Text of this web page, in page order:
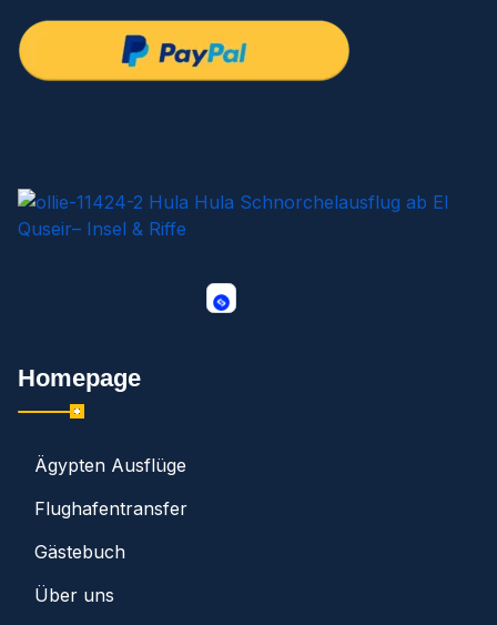
Homepage
Ägypten Ausflüge
Flughafentransfer
Gästebuch
Über uns